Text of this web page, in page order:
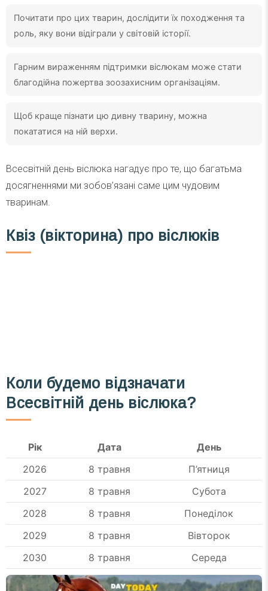
Почитати про цих тварин, дослідити їх походження та
роль, яку вони відіграли у світовій історії.
Гарним вираженням підтримки віслюкам може стати
благодійна пожертва зоозахисним організаціям.
Щоб краще пізнати цю дивну тварину, можна
покататися на ній верхи.
Всесвітній день віслюка нагадує про те, що багатьма
досягненнями ми зобов’язані саме цим чудовим
тваринам.
Квіз (вікторина) про віслюків
Коли будемо відзначати
Всесвітній день віслюка?
Рік Дата
День
2026
8 травня
П’ятниця
2027
8 травня
Субота
2028
8 травня
Понеділок
2029
8 травня
Вівторок
2030
8 травня Середа